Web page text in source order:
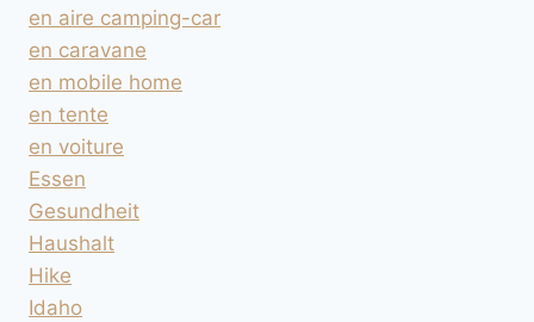
en aire camping-car
en caravane
en mobile home
en tente
en voiture
Essen
Gesundheit
Haushalt
Hike
Idaho